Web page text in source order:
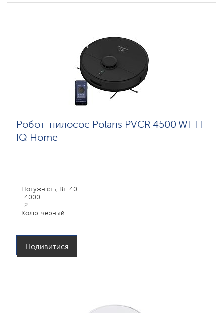
Робот-пилосос Polaris PVCR 4500 WI-FI
IQ Home
Потужність, Вт: 40
: 4000
: 2
Колір: черный
Подивитися